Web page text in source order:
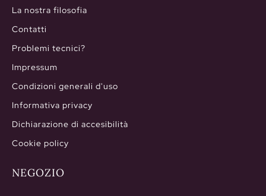
La nostra filosofia
Contatti
Problemi tecnici?
Impressum
Condizioni generali d'uso
Informativa privacy
Dichiarazione di accesibilità
Cookie policy
NEGOZIO